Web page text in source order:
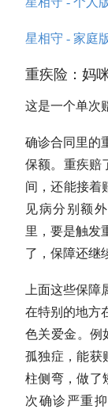
星相守 - 家庭
重疾险：妈
这是一个单次
确诊合同里的
保额。重疾赔
间，还能接着
见病分别额
里，要是触发
了，保障还继
上面这些保障
在特别的地方
色关爱金。例
孤独症，能获
柱侧弯，做了
次确诊严重